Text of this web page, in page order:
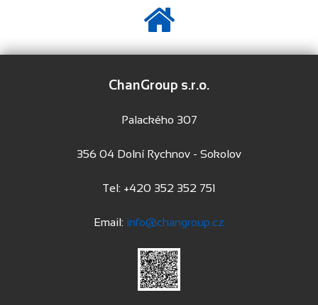
ChanGroup s.r.o.
Palackého 307
356 04 Dolní Rychnov - Sokolov
Tel: +420 352 352 751
Email: info@changroup.cz